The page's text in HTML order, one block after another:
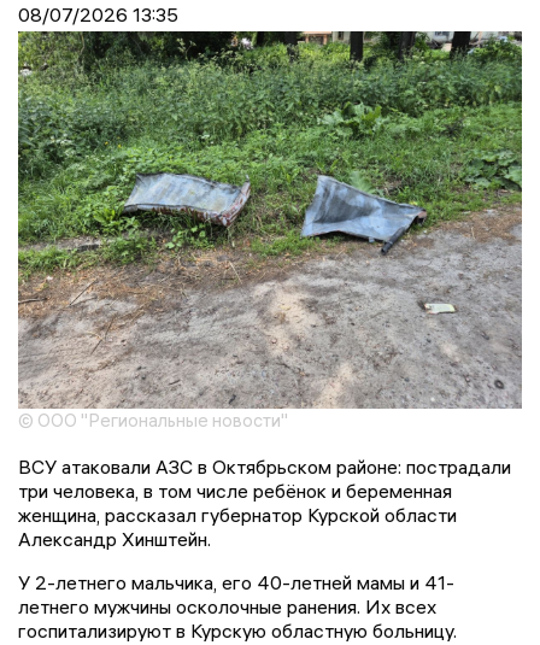
08/07/2026 13:35
© ООО "Региональные новости"
ВСУ атаковали АЗС в Октябрьском районе: пострадали
три человека, в том числе ребёнок и беременная
женщина, рассказал губернатор Курской области
Александр Хинштейн.
У 2-летнего мальчика, его 40-летней мамы и 41-
летнего мужчины осколочные ранения. Их всех
госпитализируют в Курскую областную больницу.